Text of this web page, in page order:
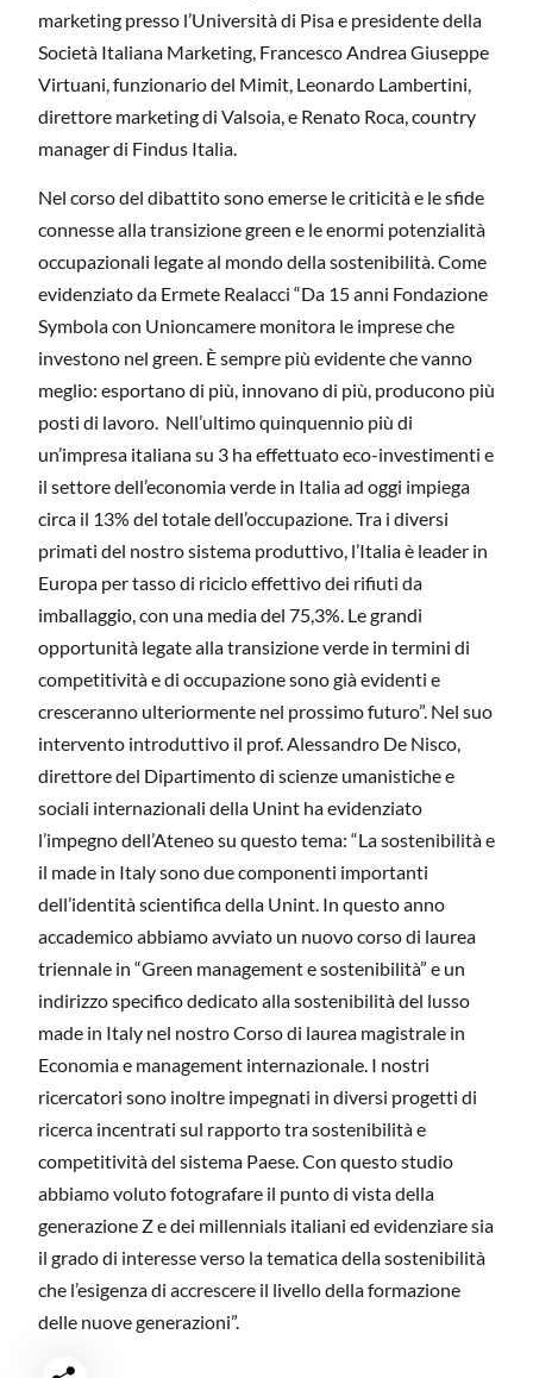
marketing presso l’Università di Pisa e presidente della
Società Italiana Marketing, Francesco Andrea Giuseppe
Virtuani, funzionario del Mimit, Leonardo Lambertini,
direttore marketing di Valsoia, e Renato Roca, country
manager di Findus Italia.
Nel corso del dibattito sono emerse le criticità e le sfide
connesse alla transizione green e le enormi potenzialità
occupazionali legate al mondo della sostenibilità. Come
evidenziato da Ermete Realacci “Da 15 anni Fondazione
Symbola con Unioncamere monitora le imprese che
investono nel green. È sempre più evidente che vanno
meglio: esportano di più, innovano di più, producono più
posti di lavoro. Nell’ultimo quinquennio più di
un’impresa italiana su 3 ha effettuato eco-investimenti e
il settore dell’economia verde in Italia ad oggi impiega
circa il 13% del totale dell’occupazione. Tra i diversi
primati del nostro sistema produttivo, l’Italia è leader in
Europa per tasso di riciclo effettivo dei rifiuti da
imballaggio, con una media del 75,3%. Le grandi
opportunità legate alla transizione verde in termini di
competitività e di occupazione sono già evidenti e
cresceranno ulteriormente nel prossimo futuro”. Nel suo
intervento introduttivo il prof. Alessandro De Nisco,
direttore del Dipartimento di scienze umanistiche e
sociali internazionali della Unint ha evidenziato
l’impegno dell’Ateneo su questo tema: “La sostenibilità e
il made in Italy sono due componenti importanti
dell’identità scientifica della Unint. In questo anno
accademico abbiamo avviato un nuovo corso di laurea
triennale in “Green management e sostenibilità” e un
indirizzo specifico dedicato alla sostenibilità del lusso
made in Italy nel nostro Corso di laurea magistrale in
Economia e management internazionale. I nostri
ricercatori sono inoltre impegnati in diversi progetti di
ricerca incentrati sul rapporto tra sostenibilità e
competitività del sistema Paese. Con questo studio
abbiamo voluto fotografare il punto di vista della
generazione Z e dei millennials italiani ed evidenziare sia
il grado di interesse verso la tematica della sostenibilità
che l’esigenza di accrescere il livello della formazione
delle nuove generazioni”.